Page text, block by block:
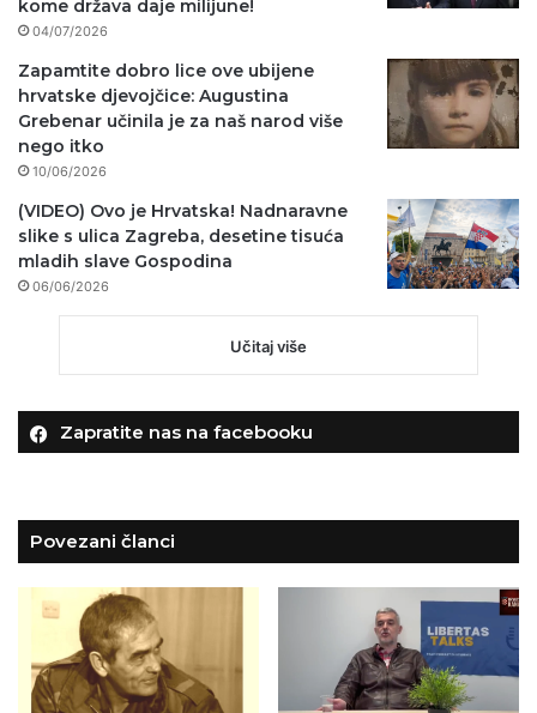
kome država daje milijune!
04/07/2026
Zapamtite dobro lice ove ubijene
hrvatske djevojčice: Augustina
Grebenar učinila je za naš narod više
nego itko
10/06/2026
(VIDEO) Ovo je Hrvatska! Nadnaravne
slike s ulica Zagreba, desetine tisuća
mladih slave Gospodina
06/06/2026
Učitaj više
Zapratite nas na facebooku
Povezani članci